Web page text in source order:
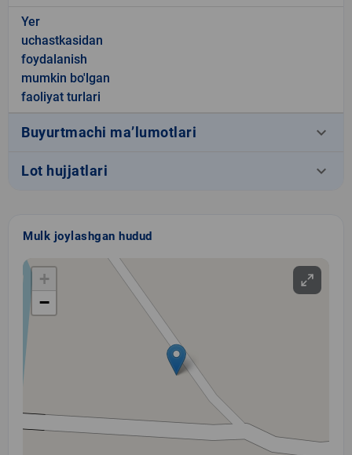
Yer
uchastkasidan
foydalanish
mumkin bo'lgan
faoliyat turlari
Buyurtmachi ma’lumotlari keyboard_arrow_down
Lot hujjatlari keyboard_arrow_down
Mulk joylashgan hudud
+
−